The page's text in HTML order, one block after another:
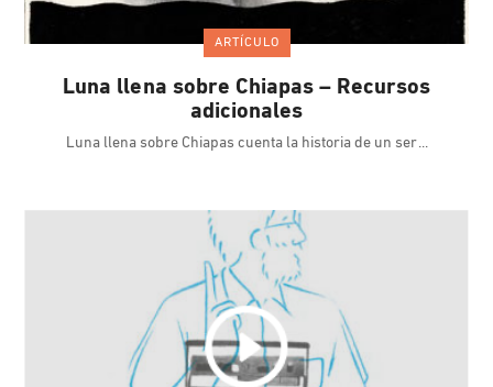
ARTÍCULO
Luna llena sobre Chiapas – Recursos
adicionales
Luna llena sobre Chiapas cuenta la historia de un ser